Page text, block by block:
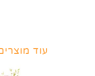
עוד